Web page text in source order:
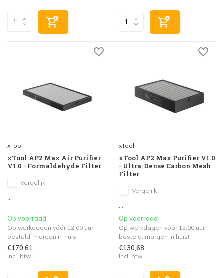
xTool
xTool AP2 Max Air Purifier
V1.0 - Formaldehyde Filter
Vergelijk
Op voorraad
Op werkdagen vóór 12.00 uur
besteld, morgen in huis!
€170,61
Incl. btw
xTool
xTool AP2 Max Purifier V1.0
- Ultra-Dense Carbon Mesh
Filter
Vergelijk
...
Op voorraad
Op werkdagen vóór 12.00 uur
besteld, morgen in huis!
€130,68
Incl. btw